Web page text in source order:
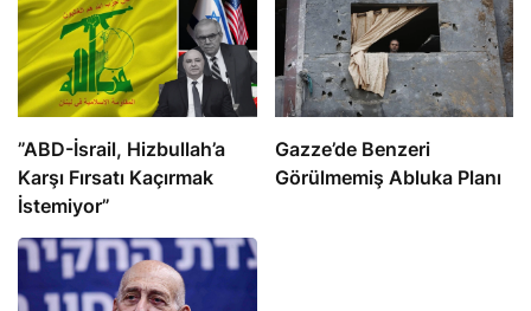
​​​​​​​”ABD-İsrail, Hizbullah’a
Karşı Fırsatı Kaçırmak
İstemiyor”
​​​​​​​Gazze’de Benzeri
Görülmemiş Abluka Planı